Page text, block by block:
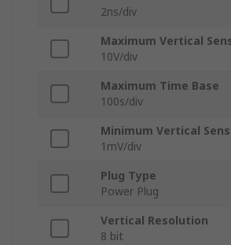
2ns/div
Maximum Vertical
10V/div
Maximum Time Base
100s/div
Minimum Vertical
1mV/div
Plug Type
Power Plug
Vertical Resolution
8 bit